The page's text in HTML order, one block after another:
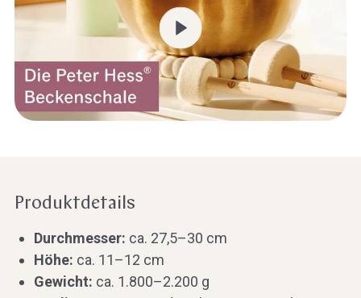
Produktdetails
Durchmesser: ca. 27,5–30 cm
Höhe: ca. 11–12 cm
Gewicht: ca. 1.800–2.200 g